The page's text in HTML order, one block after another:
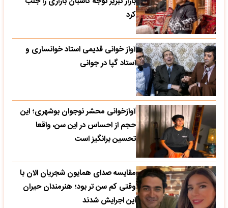
کرد
آواز خوانی قدیمی استاد خوانساری و
استاد گپا در جوانی
آوازخوانی محشر نوجوان بوشهری؛ این
حجم از احساس در این سن، واقعا
تحسین‌ برانگیز است
مقایسه صدای همایون شجریان الان با
وقتی کم سن تر بود؛ هنرمندان حیران
این اجرایش شدند